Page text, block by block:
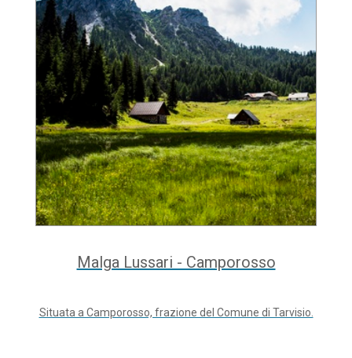
Malga Lussari - Camporosso
Situata a Camporosso, frazione del Comune di Tarvisio.